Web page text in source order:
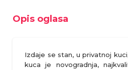
Opis oglasa
Izdaje se stan, u privatnoj
kuca je novogradnja,